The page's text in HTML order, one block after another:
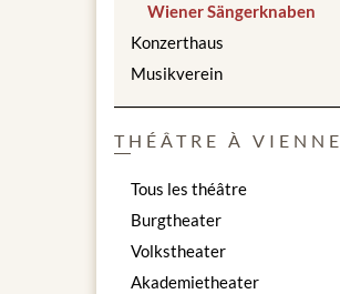
Wiener Sängerknaben
Konzerthaus
Musikverein
THÉÂTRE À VIENNE
Tous les théâtre
Burgtheater
Volkstheater
Akademietheater